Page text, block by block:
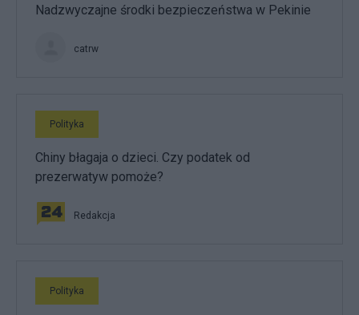
Nadzwyczajne środki bezpieczeństwa w Pekinie
catrw
Polityka
Chiny błagaja o dzieci. Czy podatek od
prezerwatyw pomoże?
Redakcja
Polityka